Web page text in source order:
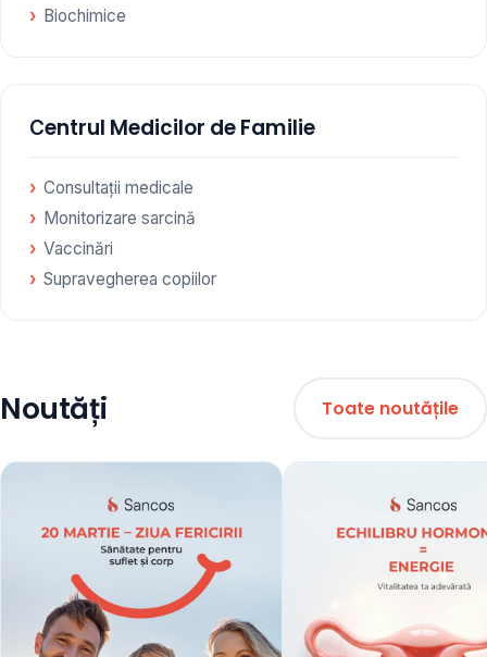
Biochimice
Сentrul Medicilor de Familie
Consultații medicale
Monitorizare sarcină
Vaccinări
Supravegherea copiilor
Noutăți Toate noutățile